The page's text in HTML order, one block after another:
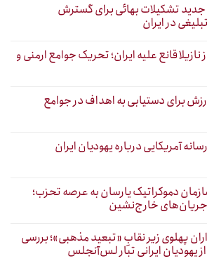
تشکیلات بهائی برای گسترش
در ایران
نازیلا قانع علیه ایران؛ تحریک جوامع ارمنی و
برای دستیابی به اهداف در جوامع
آمریکایی درباره یهودیان ایران
دموکراتیک یارسان به عرصه تحزب؛
جریان‌های خارج‌نشین
پهلوی زیر نقابِ «تبعید مذهبی»؛ بررسی
یهودیان ایرانی تبار لس‌آنجلس